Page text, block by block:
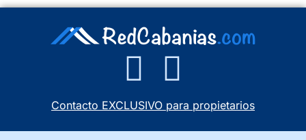
Contacto EXCLUSIVO para propietarios